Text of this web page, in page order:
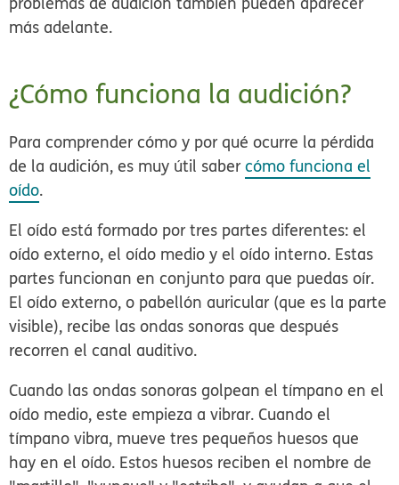
más adelante.
¿Cómo funciona la audición?
Para comprender cómo y por qué ocurre la pérdida
de la audición, es muy útil sabercómo funciona el
oído.
El oído está formado por tres partes diferentes: el
oído externo, el oído medio y el oído interno. Estas
partes funcionan en conjunto para que puedas oír.
El oído externo, o pabellón auricular (que es la parte
visible), recibe las ondas sonoras que después
recorren el canal auditivo.
Cuando las ondas sonoras golpean el tímpano en el
oído medio, este empieza a vibrar. Cuando el
tímpano vibra, mueve tres pequeños huesos que
hay en el oído. Estos huesos reciben el nombre de